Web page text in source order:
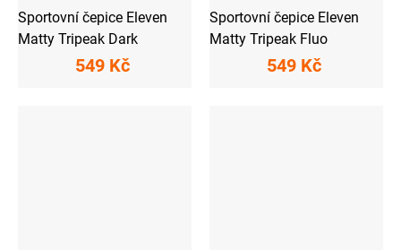
Sportovní čepice Eleven
Matty Tripeak Dark
549 Kč
Sportovní čepice Eleven
Matty Tripeak Fluo
549 Kč